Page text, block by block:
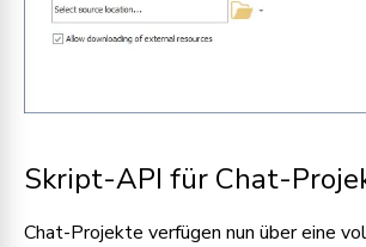
Skript-API für Chat-
Chat-Projekte verfügen nun über eine